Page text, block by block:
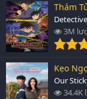
Thám
3M
Kẹo
Our
34.4K